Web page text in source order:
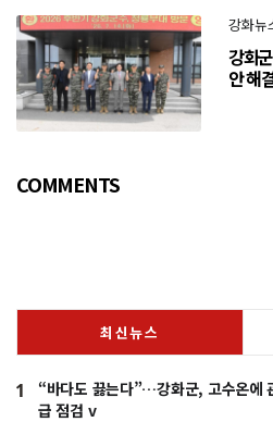
강화뉴
강화
안 해
COMMENTS
최신뉴스
1
“바다도 끓는다”…강화군, 고수온에
급 점검 v